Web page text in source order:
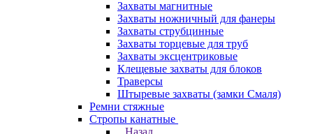
Захваты магнитные
Захваты ножничный для фанеры
Захваты струбцинные
Захваты торцевые для труб
Захваты эксцентриковые
Клещевые захваты для блоков
Траверсы
Штыревые захваты (замки Смаля)
Ремни стяжные
Стропы канатные
Назад